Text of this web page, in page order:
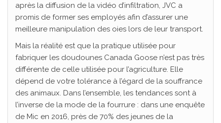
après la diffusion de la vidéo d’infiltration, JVC a
promis de former ses employés afin d’assurer une
meilleure manipulation des oies lors de leur transport.
Mais la réalité est que la pratique utilisée pour
fabriquer les doudounes Canada Goose n’est pas très
différente de celle utilisée pour l’agriculture. Elle
dépend de votre tolérance à l’égard de la souffrance
des animaux. Dans l’ensemble, les tendances sont à
l’inverse de la mode de la fourrure : dans une enquête
de Mic en 2016, près de 70% des jeunes de la